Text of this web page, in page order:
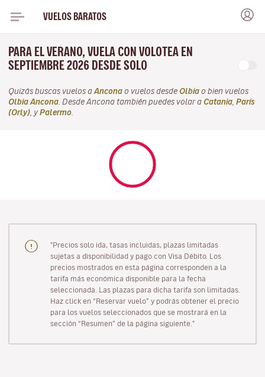
VUELOS BARATOS
PARA EL VERANO, VUELA CON VOLOTEA EN
SEPTIEMBRE 2026 DESDE SOLO
Quizás buscas vuelos a Ancona o vuelos desde Olbia o bien vuelos
Olbia Ancona . Desde Ancona también puedes volar a Catania París
(Orly) , y Palermo
"Precios solo ida, tasas incluidas, plazas limitadas
sujetas a disponibilidad y pago con Visa Débito. Los
precios mostrados en esta página corresponden a la
tarifa más económica disponible para la fecha
seleccionada. Las plazas para dicha tarifa son limitadas.
Haz click en “Reservar vuelo” y podrás obtener el precio
para los vuelos seleccionados que se mostrará en la
sección “Resumen” de la página siguiente."